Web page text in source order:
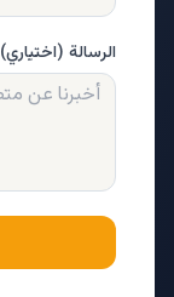
الرسالة (اختياري)